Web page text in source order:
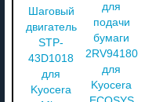
Шаговый
двигатель
STP-
43D1018
для
Kyocera
для
подачи
бумаги
2RV94180
для
Kyocera